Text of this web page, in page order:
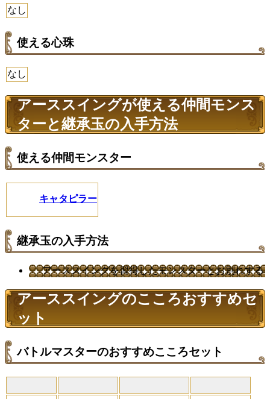
なし
使える心珠
なし
アーススイングが使える仲間モンス
ターと継承玉の入手方法
使える仲間モンスター
キャタピラー
継承玉の入手方法
アーススイングを習得したモンスターとお別れする
アーススイングのこころおすすめセ
ット
バトルマスターのおすすめこころセット